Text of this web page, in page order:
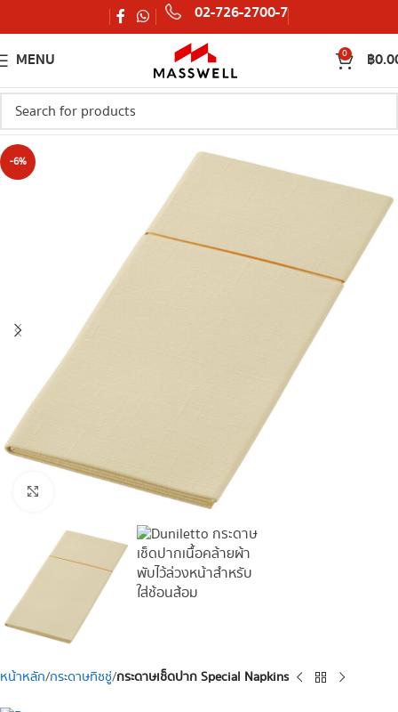
02-726-2700-7
MENU 0 ฿
-6%
Click to enlarge
หน้าหลัก กระดาษทิชชู่ กระดาษเช็ดปาก Special Napkins